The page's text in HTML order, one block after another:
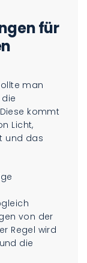
für
man
kommt
Licht,
und das
von der
Regel wird
die